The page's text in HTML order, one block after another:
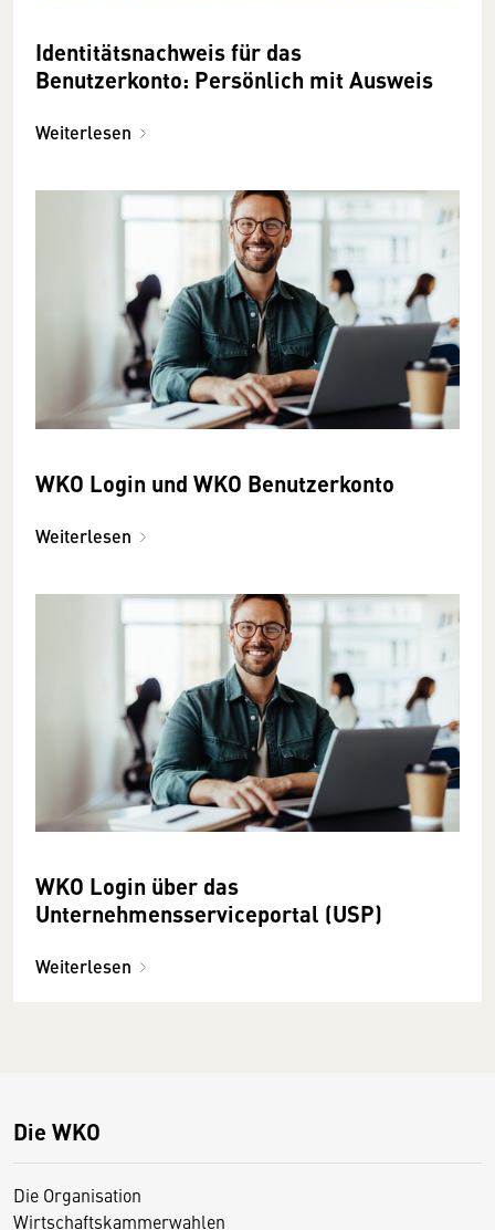
Identitätsnachweis für das
Benutzerkonto: Persönlich mit Ausweis
Weiterlesen
WKO Login und WKO Benutzerkonto
Weiterlesen
WKO Login über das
Unternehmensserviceportal (USP)
Weiterlesen
Die WKO
Die Organisation
Wirtschaftskammerwahlen